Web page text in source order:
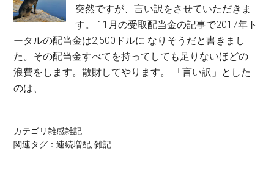
突然ですが、言い訳をさせていただきま
す。 11月の受取配当金の記事で2017年ト
ータルの配当金は2,500ドルに なりそうだと書きまし
た。その配当金すべてを持ってしても足りないほどの
浪費をします。散財してやります。 「言い訳」とした
のは、…
カテゴリ雑感雑記
関連タグ：連続増配,雑記